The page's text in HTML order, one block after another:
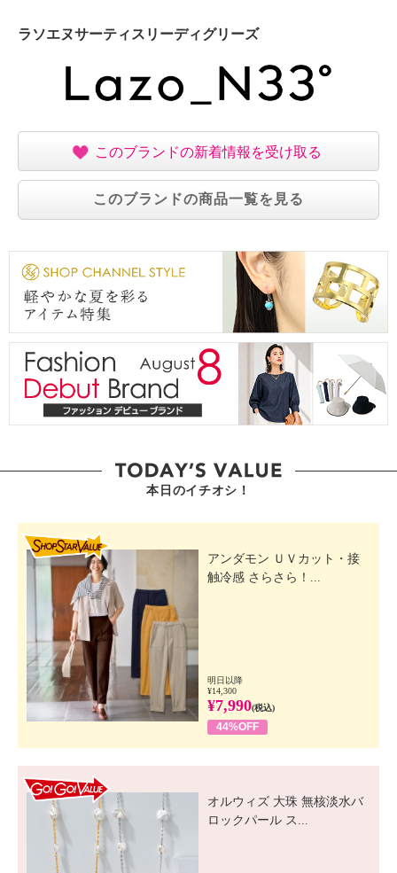
ラソエヌサーティスリーディグリーズ
このブランドの新着情報を受け取る
このブランドの商品一覧を見る
本日のイチオシ！
アンダモン ＵＶカット・接
触冷感 さらさら！...
明日以降
¥14,300
¥7,990(税込)
44%OFF
オルウィズ 大珠 無核淡水バ
ロックパール ス...